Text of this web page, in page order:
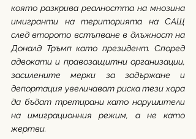
която разкрива реалността на мнозина
имигранти на територията на САЩ
след второто встъпване в длъжност на
Доналд Тръмп като президент. Според
адвокати и правозащитни организации,
засилените мерки за задържане и
депортация увеличават риска тези хора
да бъдат третирани като нарушители
на имиграционния режим, а не като
жертви.